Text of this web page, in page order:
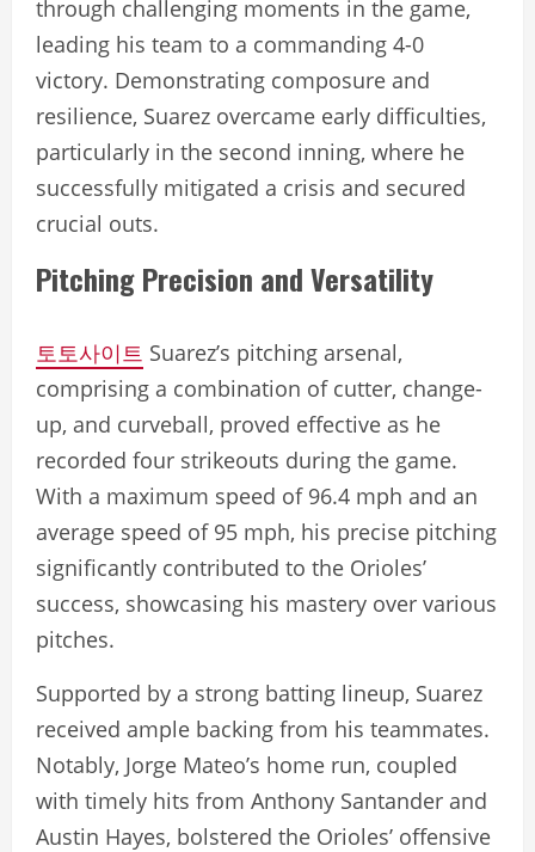
through challenging moments in the game,
leading his team to a commanding 4-0
victory. Demonstrating composure and
resilience, Suarez overcame early difficulties,
particularly in the second inning, where he
successfully mitigated a crisis and secured
crucial outs.
Pitching Precision and Versatility
토토사이트 Suarez’s pitching arsenal,
comprising a combination of cutter, change-
up, and curveball, proved effective as he
recorded four strikeouts during the game.
With a maximum speed of 96.4 mph and an
average speed of 95 mph, his precise pitching
significantly contributed to the Orioles’
success, showcasing his mastery over various
pitches.
Supported by a strong batting lineup, Suarez
received ample backing from his teammates.
Notably, Jorge Mateo’s home run, coupled
with timely hits from Anthony Santander and
Austin Hayes, bolstered the Orioles’ offensive